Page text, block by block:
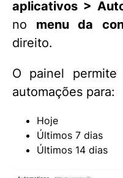
aplicativos >
no menu da
direito.
O painel
automações para:
Hoje
Últimos 7 dias
Últimos 14 dias